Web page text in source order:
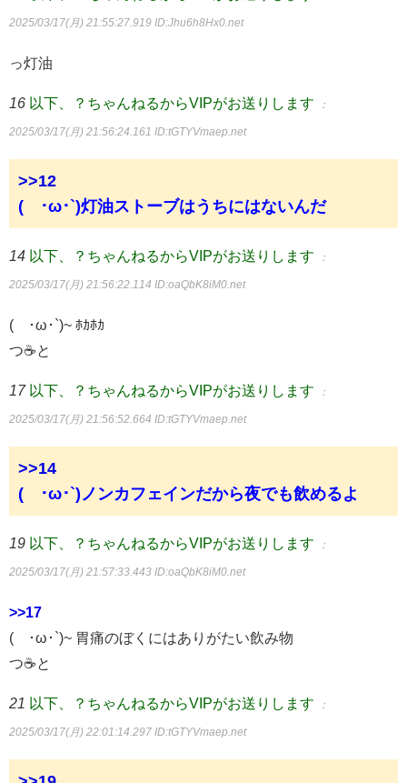
2025/03/17(月) 21:55:27.919 ID:Jhu6h8Hx0.net
っ灯油
16 以下、？ちゃんねるからVIPがお送りします ：
2025/03/17(月) 21:56:24.161 ID:tGTYVmaep.net
>>12
(´･ω･`)灯油ストーブはうちにはないんだ
14 以下、？ちゃんねるからVIPがお送りします ：
2025/03/17(月) 21:56:22.114 ID:oaQbK8iM0.net
(´･ω･`)~ ﾎｶﾎｶ
つ☕と
17 以下、？ちゃんねるからVIPがお送りします ：
2025/03/17(月) 21:56:52.664 ID:tGTYVmaep.net
>>14
(´･ω･`)ノンカフェインだから夜でも飲めるよ
19 以下、？ちゃんねるからVIPがお送りします ：
2025/03/17(月) 21:57:33.443 ID:oaQbK8iM0.net
>>17
(´･ω･`)~ 胃痛のぼくにはありがたい飲み物
つ☕と
21 以下、？ちゃんねるからVIPがお送りします ：
2025/03/17(月) 22:01:14.297 ID:tGTYVmaep.net